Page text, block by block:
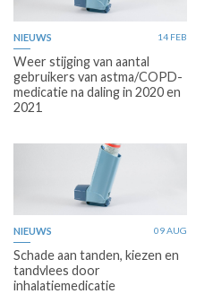
NIEUWS 14 FEB
Weer stijging van aantal
gebruikers van astma/COPD-
medicatie na daling in 2020 en
2021
NIEUWS 09 AUG
Schade aan tanden, kiezen en
tandvlees door
inhalatiemedicatie